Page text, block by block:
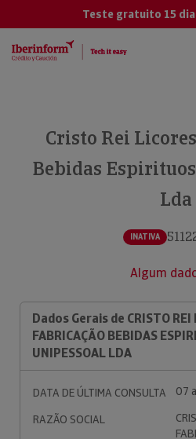
Teste gratuito 15
Cristo Rei
Bebidas
Lda
INATIVA
Algum
Dados Gerais de CRISTO REI
FABRICAÇÃO BEBIDAS
UNIPESSOAL LDA
DATA DE ÚLTIMA CONSULTA
07
RAZÃO SOCIAL